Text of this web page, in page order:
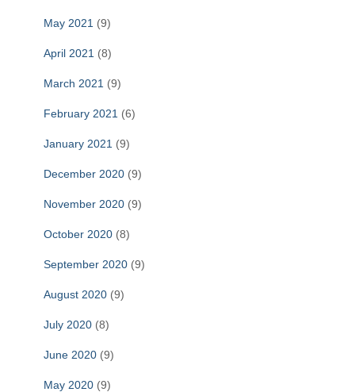
May 2021 (9)
April 2021 (8)
March 2021 (9)
February 2021 (6)
January 2021 (9)
December 2020 (9)
November 2020 (9)
October 2020 (8)
September 2020 (9)
August 2020 (9)
July 2020 (8)
June 2020 (9)
May 2020 (9)